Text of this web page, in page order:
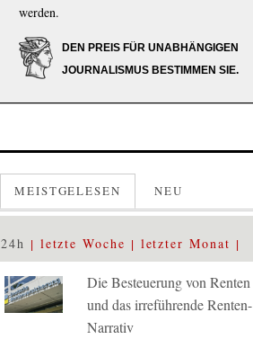
werden.
DEN PREIS FÜR UNABHÄNGIGEN
JOURNALISMUS BESTIMMEN SIE.
MEISTGELESEN NEU
24h letzte Woche letzter Monat
Die Besteuerung von Renten
und das irreführende Renten-
Narrativ